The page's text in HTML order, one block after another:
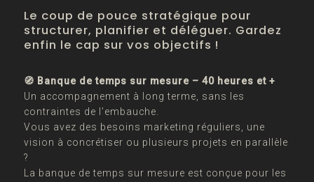
Le coup de pouce stratégique pour
structurer, planifier et déléguer. Gardez
enfin le cap sur vos objectifs !
🧭 Banque de temps sur mesure – 40 heures et +
Un accompagnement à long terme, sans les
contraintes de l’embauche.
Vous avez des besoins marketing réguliers, une
vision à concrétiser ou plusieurs projets en parallèle
?
La banque de temps sur mesure est conçue pour les